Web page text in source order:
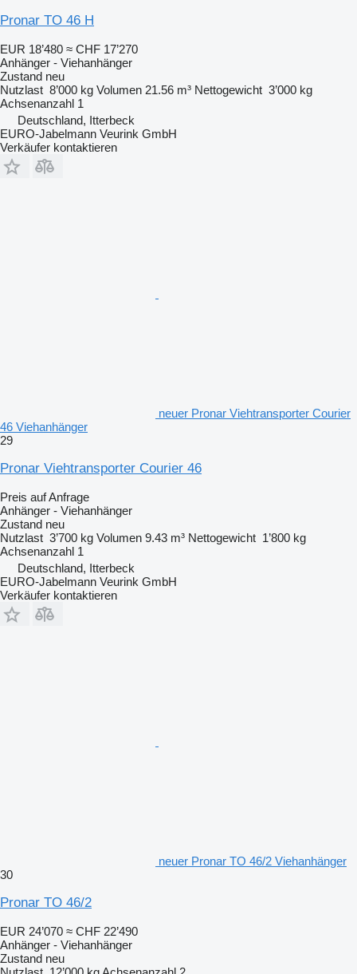
Pronar TO 46 H
EUR 18’480 ≈ CHF 17’270
Anhänger - Viehanhänger
Zustand neu
Nutzlast 8’000 kg Volumen 21.56 m³ Nettogewicht 3’000 kg
Achsenanzahl 1
Deutschland, Itterbeck
EURO-Jabelmann Veurink GmbH
Verkäufer kontaktieren
neuer Pronar Viehtransporter Courier
46 Viehanhänger
29
Pronar Viehtransporter Courier 46
Preis auf Anfrage
Anhänger - Viehanhänger
Zustand neu
Nutzlast 3’700 kg Volumen 9.43 m³ Nettogewicht 1’800 kg
Achsenanzahl 1
Deutschland, Itterbeck
EURO-Jabelmann Veurink GmbH
Verkäufer kontaktieren
neuer Pronar TO 46/2 Viehanhänger
30
Pronar TO 46/2
EUR 24’070 ≈ CHF 22’490
Anhänger - Viehanhänger
Zustand neu